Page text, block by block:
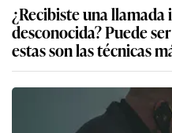
¿Recibiste una
desconocida? Puede
estas son las técnicas